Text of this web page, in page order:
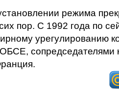
режима
пор. С 1992 года по
урегулированию
сопредседателями